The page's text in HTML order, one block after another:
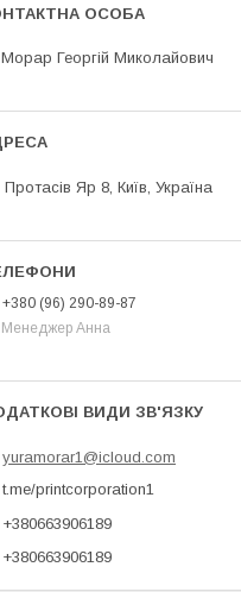
Морар Георгій Миколайович
Протасів Яр 8, Київ, Україна
+380 (96) 290-89-87
Менеджер Анна
yuramorar1@icloud.com
t.me/printcorporation1
+380663906189
+380663906189